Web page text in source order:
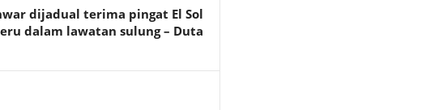
dijadual terima pingat El Sol
dalam lawatan sulung – Duta